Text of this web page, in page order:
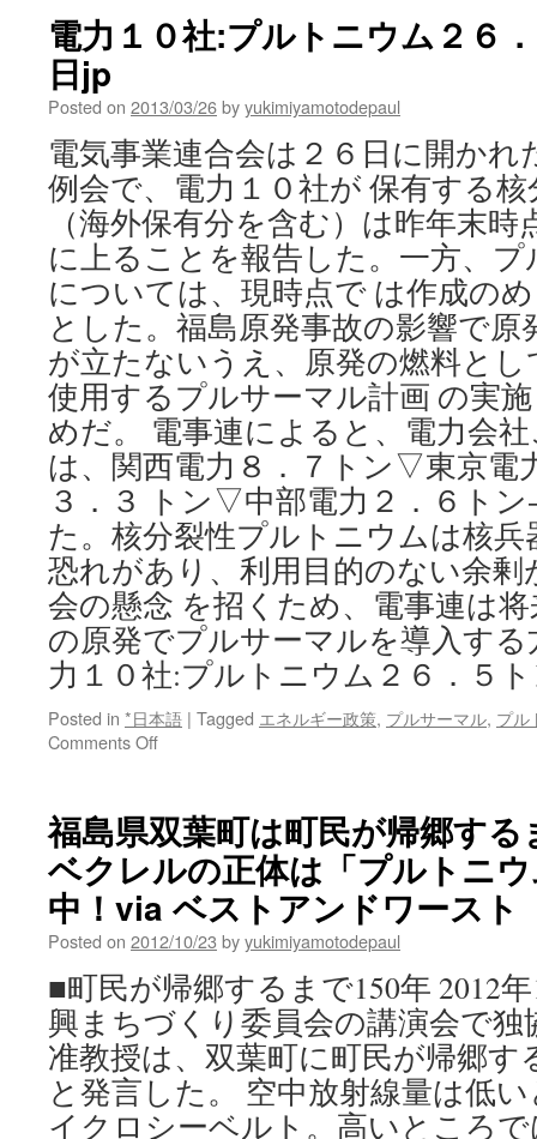
電力１０社:プルトニウム２６
日jp
Posted on 2013/03/26byyukimiyamotodepaul
電気事業連合会は２６日に開かれ
例会で、電力１０社が 保有する
（海外保有分を含む）は昨年末
に上ることを報告した。一方、
については、現時点で は作成の
とした。福島原発事故の影響で
が立たないうえ、原発の燃料と
使用するプルサーマル計画 の実
めだ。 電事連によると、電力会
は、関西電力８．７トン▽東京
３．３ トン▽中部電力２．６ト
た。核分裂性プルトニウムは核
恐れがあり、利用目的のない余
会の懸念 を招くため、電事連は
の原発でプルサーマルを導入す
力１０社:プルトニウム２６．５
Posted in *日本語 | Tagged エネルギー政策, プルサーマル, プル
Comments Offon
１
０
社:
プ
ル
ト
ニ
ウ
ム
２
６．
５
ト
ン
福島県双葉町は町民が帰郷す
ベクレルの正体は「プルトニ
中！via ベストアンドワースト
Posted on 2012/10/23 byyukimiyamotodepaul
■町民が帰郷するまで150年 2012
興まちづくり委員会の講演会で独
准教授は、双葉町に町民が帰郷す
と発言した。 空中放射線量は低
イクロシーベルト。高いところ